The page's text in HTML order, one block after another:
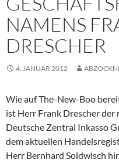
NAMENS
DRESCHER
4. JANUAR 2012
Wie auf The-New-Boo
ist Herr Frank Drescher
Deutsche Zentral Inkasso
dem aktuellen
Herr Bernhard Soldwisch